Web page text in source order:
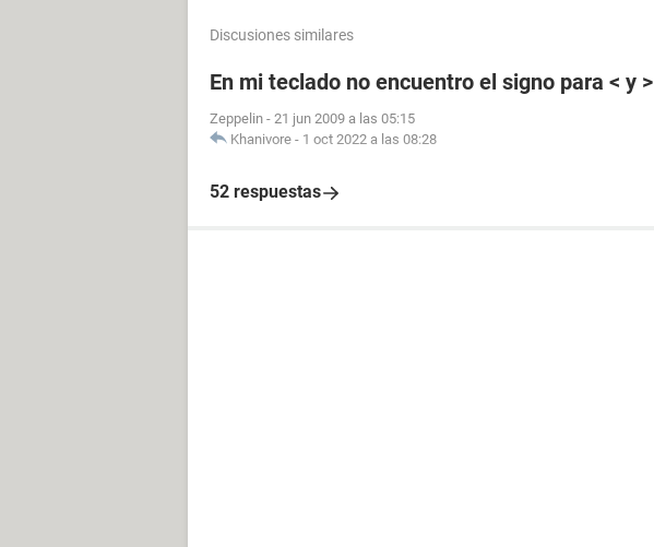
Discusiones similares
En mi teclado no encuentro el signo para < y >
Zeppelin - 21 jun 2009 a las 05:15
Khanivore - 1 oct 2022 a las 08:28
52 respuestas